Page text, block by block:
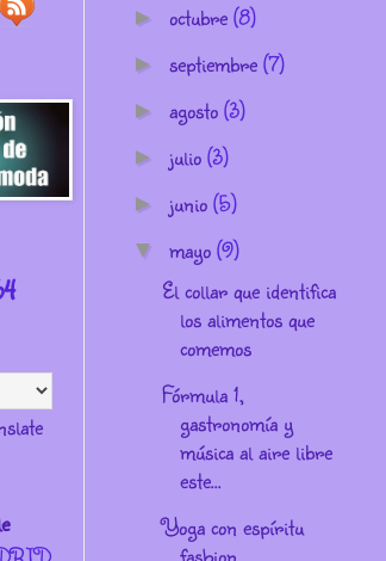
► octubre(8)
► septiembre(7)
► agosto(3)
► julio(3)
► junio(5)
▼ mayo(9)
El collar que identifica
los alimentos que
comemos
Fórmula 1,
gastronomía y
música al aire libre
este...
Yoga con espíritu